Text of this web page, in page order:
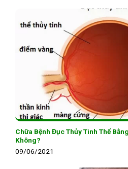
Chữa Bệnh Đục Thủy Tinh Thể
Không?
09/06/2021